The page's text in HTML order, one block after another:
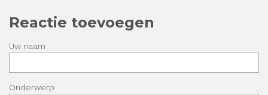
Reactie toevoegen
Uw naam
Onderwerp